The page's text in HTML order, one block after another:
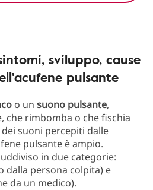
sviluppo, cause
pulsante
o un suono pulsante,
che rimbomba o che fischia
suoni percepiti dalle
pulsante è ampio.
in due categorie:
dalla persona colpita) e
da un medico).